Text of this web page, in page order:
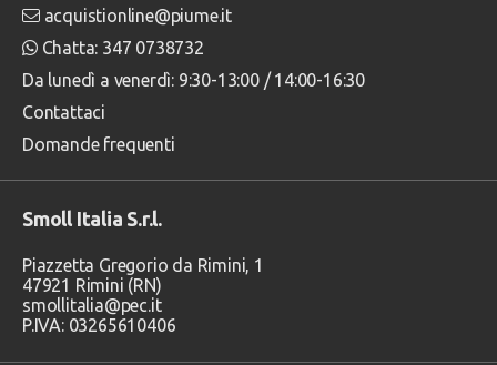
acquistionline@piume.it
Chatta: 347 0738732
Da lunedì a venerdì: 9:30-13:00 / 14:00-16:30
Contattaci
Domande frequenti
Smoll Italia S.r.l.
Piazzetta Gregorio da Rimini, 1
47921 Rimini (RN)
smollitalia@pec.it
P.IVA: 03265610406